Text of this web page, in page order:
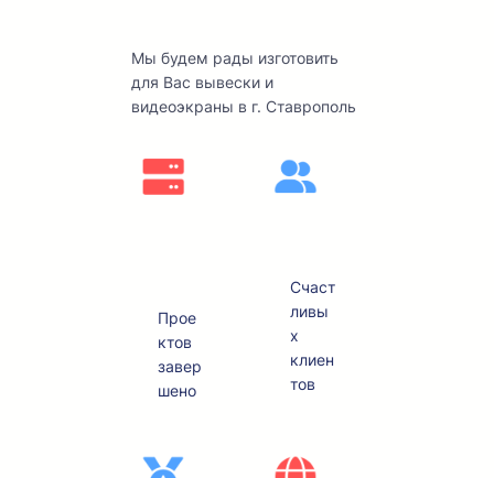
Мы будем рады изготовить
для Вас вывески и
видеоэкраны в г. Ставрополь
Прое
ктов
завер
шено
Счаст
ливы
х
клиен
тов